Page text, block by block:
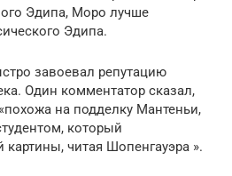
Эдипа, Моро лучше
Эдипа.
завоевал репутацию
Один комментатор сказал,
на подделку Мантеньи,
который
картины, читая Шопенгауэра ».